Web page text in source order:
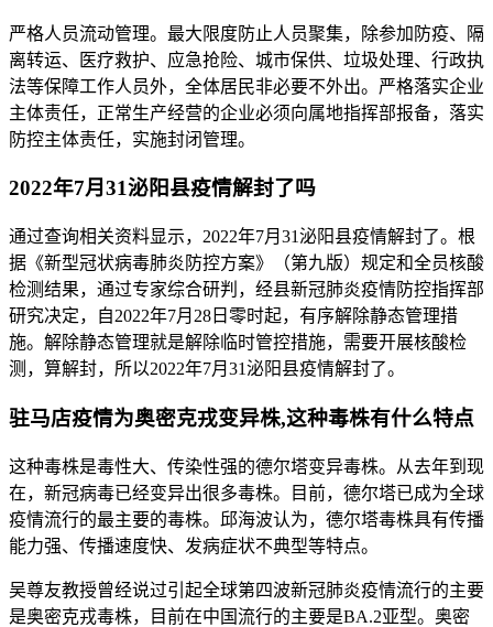
严格人员流动管理。最大限度防止人员聚集，除参加防疫、隔
离转运、医疗救护、应急抢险、城市保供、垃圾处理、行政执
法等保障工作人员外，全体居民非必要不外出。严格落实企业
主体责任，正常生产经营的企业必须向属地指挥部报备，落实
防控主体责任，实施封闭管理。
2022年7月31泌阳县疫情解封了吗
通过查询相关资料显示，2022年7月31泌阳县疫情解封了。根
据《新型冠状病毒肺炎防控方案》（第九版）规定和全员核酸
检测结果，通过专家综合研判，经县新冠肺炎疫情防控指挥部
研究决定，自2022年7月28日零时起，有序解除静态管理措
施。解除静态管理就是解除临时管控措施，需要开展核酸检
测，算解封，所以2022年7月31泌阳县疫情解封了。
驻马店疫情为奥密克戎变异株,这种毒株有什么特点
这种毒株是毒性大、传染性强的德尔塔变异毒株。从去年到现
在，新冠病毒已经变异出很多毒株。目前，德尔塔已成为全球
疫情流行的最主要的毒株。邱海波认为，德尔塔毒株具有传播
能力强、传播速度快、发病症状不典型等特点。
吴尊友教授曾经说过引起全球第四波新冠肺炎疫情流行的主要
是奥密克戎毒株，目前在中国流行的主要是BA.2亚型。奥密